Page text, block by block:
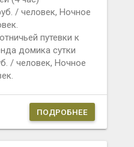
/ человек, Ночное
путевки к
домика сутки
/ человек, Ночное
ПОДРОБНЕЕ